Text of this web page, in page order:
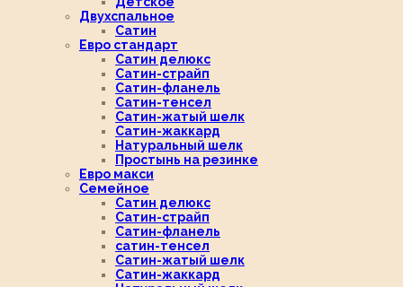
Двухспальное
Сатин
Евро стандарт
Сатин делюкс
Сатин-страйп
Сатин-фланель
Сатин-тенсел
Сатин-жатый шелк
Сатин-жаккард
Натуральный шелк
Простынь на резинке
Евро макси
Семейное
Сатин делюкс
Сатин-страйп
Сатин-фланель
сатин-тенсел
Сатин-жатый шелк
Сатин-жаккард